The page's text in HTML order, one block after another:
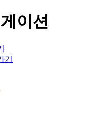
이션
기